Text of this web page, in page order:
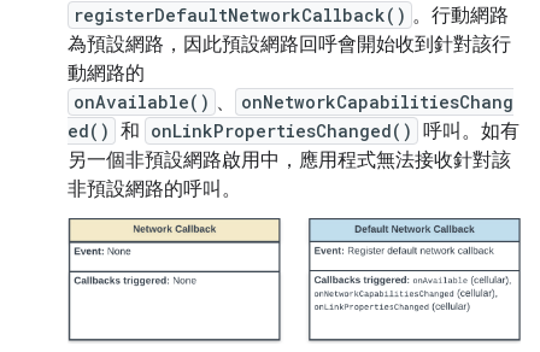
registerDefaultNetworkCallback() 。行動網路
為預設網路，因此預設網路回呼會開始收到針對該行
動網路的
onAvailable() 、
onNetworkCapabilitiesChang
ed() 和 onLinkPropertiesChanged() 呼叫。如有
另一個非預設網路啟用中，應用程式無法接收針對該
非預設網路的呼叫。